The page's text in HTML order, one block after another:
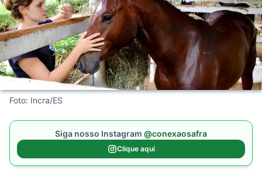
Foto: Incra/ES
Siga nosso Instagram @conexaosafra
Clique aqui